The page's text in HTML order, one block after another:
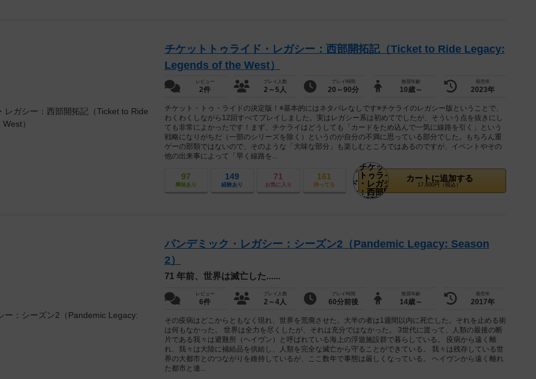
チケットトゥライド・レガシー：西部開拓記（Ticket to Ride Legacy:
Legends of the West）
レビュー
2件
プレイ人数
2～5人
プレイ時間
20～90分
推奨年齢
10歳～
発売年
2023年
チケット・トゥ・ライドの決定版！※基本的にはネタバレなしです※チケライのレガシー版ということで、
わくわくしながら12回すべてプレイしました。実はレガシー系は初めてでしたが、そういう点を抜きにし
ても非常によかったです！まず、チケライはどうしても「カードをため込んで一気に線路を引く」という
戦略になりがちだ（一部のシリーズを除く）というのが自分の不満に思っている部分でした。もちろん重
ゲーの部類ではないので、そのような「大味な部分」も楽しむところではあるのですが、イベントやその
他の出来事によって「早く線路を...
97
興味あり
149
経験あり
71
お気に入り
161
持ってる
カートに追加する
17,600円（税込）
パンデミック・レガシー：シーズン2（Pandemic Legacy: Season
2）
71 年前、世界は滅亡した......
レビュー
6件
プレイ人数
2～4人
プレイ時間
60分前後
推奨年齢
14歳～
発売年
2017年
その疫病はどこからともなく現れ、世界を荒廃させた。大半の者は1週間以内に死亡した。それを止める術
は何もなかった。 世界は全力を尽くしたが、それは充分ではなかった。 3世代に渡って、人類の最後の断
片である我々は避難所（ヘイヴン）と呼ばれている海上の浮遊施設群で暮らしている。 疫病から遠く離
れ、我々は大陸に補給品を供給し、人類を完全な滅亡から守ることができている。 我々は残存している世
界の大都市とのつながりを維持しているが、ここ数年で事態は厳しくなっている。 ヘイヴンから遠く離れ
た都市と連...